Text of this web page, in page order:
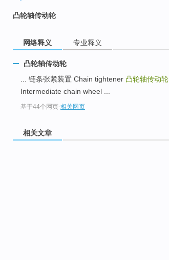
凸轮轴传动轮
网络释义 专业释义
凸轮轴传动轮
... 链条张紧装置 Chain tightener 凸轮轴传动轮
Intermediate chain wheel ...
基于44个网页-相关网页
相关文章